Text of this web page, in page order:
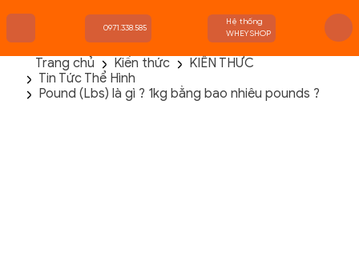
TRANG CHỦ
FLASH SALE
0971.338.585
Hệ thống
WHEYSHOP
Trang chủ Kiến thức
KIẾN THỨC
Tin Tức Thể Hình
Pound (Lbs) là gì ? 1kg bằng bao nhiêu pounds ?